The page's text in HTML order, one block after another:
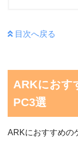
目次へ戻る
ARKにおす
PC3選
ARKにおすすめの